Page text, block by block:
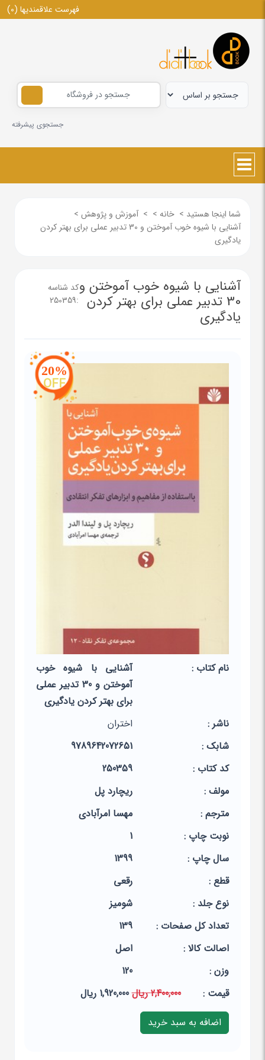
فهرست علاقمندیها (0)
جستجوی پیشرفته
شما اینجا هستید > خانه >
> آموزش و پژوهش >
آشنایی با شیوه خوب آموختن و 30 تدبیر عملی برای بهتر کردن
یادگیری
آشنایی با شیوه خوب آموختن و
30 تدبیر عملی برای بهتر کردن
یادگیری
کد شناسه
:
250359
20%
OFF
نام کتاب :
آشنایی با شیوه خوب
آموختن و 30 تدبیر عملی
برای بهتر کردن یادگیری
ناشر :
اختران
شابک :
9789642072651
کد کتاب :
250359
مولف :
ریچارد پل
مترجم :
مهسا امرآبادی
نوبت چاپ :
1
سال چاپ :
1399
قطع :
رقعی
نوع جلد :
شومیز
تعداد کل صفحات :
139
اصالت کالا :
اصل
وزن :
120
قيمت :
2,400,000 ریال 1,920,000 ریال